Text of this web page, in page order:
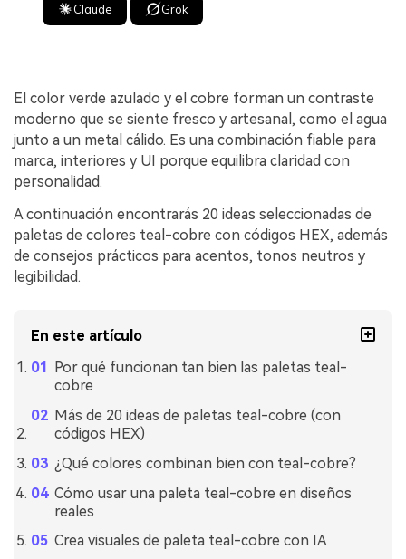
Claude Grok
El color verde azulado y el cobre forman un contraste
moderno que se siente fresco y artesanal, como el agua
junto a un metal cálido. Es una combinación fiable para
marca, interiores y UI porque equilibra claridad con
personalidad.
A continuación encontrarás 20 ideas seleccionadas de
paletas de colores teal-cobre con códigos HEX, además
de consejos prácticos para acentos, tonos neutros y
legibilidad.
En este artículo
Por qué funcionan tan bien las paletas teal-
cobre
Más de 20 ideas de paletas teal-cobre (con
códigos HEX)
¿Qué colores combinan bien con teal-cobre?
Cómo usar una paleta teal-cobre en diseños
reales
Crea visuales de paleta teal-cobre con IA